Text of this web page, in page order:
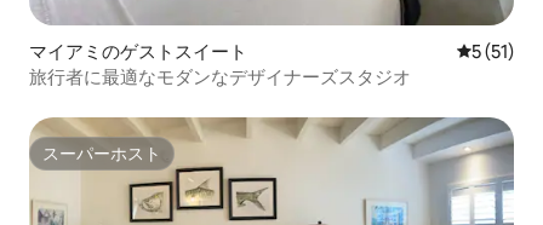
マイアミのゲストスイート レビュー
5 (51)
旅行者に最適なモダンなデザイナーズスタジオ
スーパーホスト
スーパーホスト